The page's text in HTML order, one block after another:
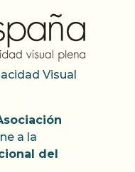
Visual
a la
del